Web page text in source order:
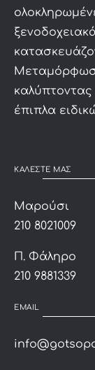
έπιπλα
ΚΑΛΕΣΤΕ ΜΑΣ
Μαρούσι
210 8021009
Π. Φάληρο
210 9881339
EMAIL